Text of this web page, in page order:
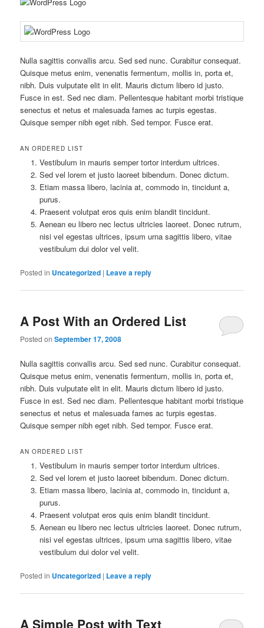
Nulla sagittis convallis arcu. Sed sed nunc. Curabitur consequat.
Quisque metus enim, venenatis fermentum, mollis in, porta et,
nibh. Duis vulputate elit in elit. Mauris dictum libero id justo.
Fusce in est. Sed nec diam. Pellentesque habitant morbi tristique
senectus et netus et malesuada fames ac turpis egestas.
Quisque semper nibh eget nibh. Sed tempor. Fusce erat.
AN ORDERED LIST
Vestibulum in mauris semper tortor interdum ultrices.
Sed vel lorem et justo laoreet bibendum. Donec dictum.
Etiam massa libero, lacinia at, commodo in, tincidunt a,
purus.
Praesent volutpat eros quis enim blandit tincidunt.
Aenean eu libero nec lectus ultricies laoreet. Donec rutrum,
nisi vel egestas ultrices, ipsum urna sagittis libero, vitae
vestibulum dui dolor vel velit.
Posted in Uncategorized | Leave a reply
A Post With an Ordered List
Posted onSeptember 17, 2008
Nulla sagittis convallis arcu. Sed sed nunc. Curabitur consequat.
Quisque metus enim, venenatis fermentum, mollis in, porta et,
nibh. Duis vulputate elit in elit. Mauris dictum libero id justo.
Fusce in est. Sed nec diam. Pellentesque habitant morbi tristique
senectus et netus et malesuada fames ac turpis egestas.
Quisque semper nibh eget nibh. Sed tempor. Fusce erat.
AN ORDERED LIST
Vestibulum in mauris semper tortor interdum ultrices.
Sed vel lorem et justo laoreet bibendum. Donec dictum.
Etiam massa libero, lacinia at, commodo in, tincidunt a,
purus.
Praesent volutpat eros quis enim blandit tincidunt.
Aenean eu libero nec lectus ultricies laoreet. Donec rutrum,
nisi vel egestas ultrices, ipsum urna sagittis libero, vitae
vestibulum dui dolor vel velit.
Posted in Uncategorized | Leave a reply
A Simple Post with Text